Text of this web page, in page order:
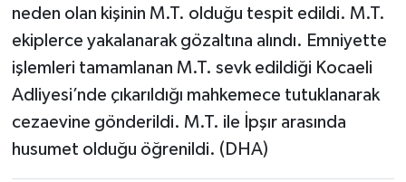
neden olan kişinin M.T. olduğu tespit edildi. M.T.
ekiplerce yakalanarak gözaltına alındı. Emniyette
işlemleri tamamlanan M.T. sevk edildiği Kocaeli
Adliyesi’nde çıkarıldığı mahkemece tutuklanarak
cezaevine gönderildi. M.T. ile İpşır arasında
husumet olduğu öğrenildi. (DHA)
Vasıta
Yaşam